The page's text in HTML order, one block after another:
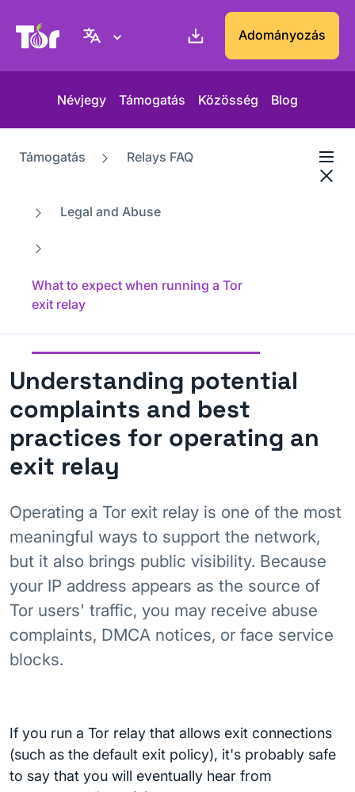
Tor Projekt weboldal Adományozás
Névjegy Támogatás Közösség Blog
Támogatás Relays FAQ
Legal and Abuse
What to expect when running a Tor
exit relay
Understanding potential
complaints and best
practices for operating an
exit relay
Operating a Tor exit relay is one of the most
meaningful ways to support the network,
but it also brings public visibility. Because
your IP address appears as the source of
Tor users' traffic, you may receive abuse
complaints, DMCA notices, or face service
blocks.
If you run a Tor relay that allows exit connections
(such as the default exit policy), it's probably safe
to say that you will eventually hear from